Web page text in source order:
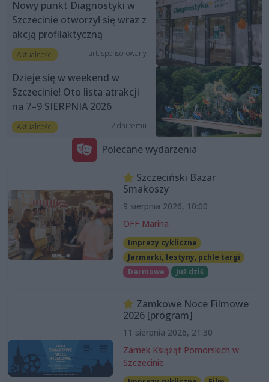
Nowy punkt Diagnostyki w
Szczecinie otworzył się wraz z
akcją profilaktyczną
Aktualności art. sponsorowany
Dzieje się w weekend w
Szczecinie! Oto lista atrakcji
na 7–9 SIERPNIA 2026
Aktualności 2 dni temu
Polecane wydarzenia
Szczeciński Bazar
Smakoszy
9 sierpnia 2026, 10:00
OFF Marina
Imprezy cykliczne
Jarmarki, festyny, pchle targi
Darmowe
Już dziś
Zamkowe Noce Filmowe
2026 [program]
11 sierpnia 2026, 21:30
Zamek Książąt Pomorskich w
Szczecinie